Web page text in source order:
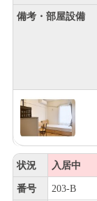
備考・部屋設備
状況 入居中
番号 203-B